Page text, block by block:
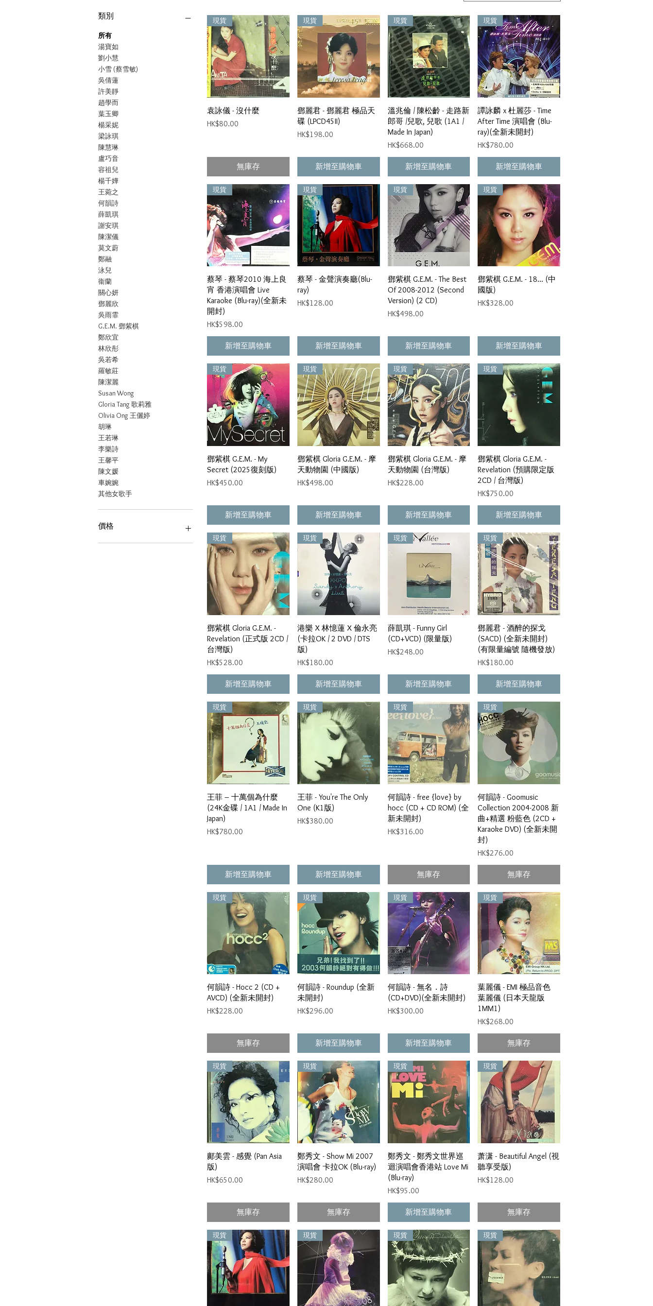
類別
所有
湯寶如
劉小慧
小雪 (蔡雪敏)
吳倩蓮
許美靜
趙學而
葉玉卿
楊采妮
梁詠琪
陳慧琳
盧巧音
容祖兒
楊千嬅
王菀之
何韻詩
薛凱琪
謝安琪
陳潔儀
莫文蔚
鄭融
泳兒
衞蘭
關心妍
鄧麗欣
吳雨霏
G.E.M. 鄧紫棋
鄭欣宜
林欣彤
吳若希
羅敏莊
陳潔麗
Susan Wong
Gloria Tang ‎歌莉雅
Olivia Ong 王儷婷
胡琳
王若琳
李樂詩
王馨平
陳文媛
車婉婉
其他女歌手
價格
快速瀏覽
現貨
袁詠儀 - 沒什麼
價格
HK$80.00
無庫存
快速瀏覽
現貨
鄧麗君 - 鄧麗君 極品天
碟 (LPCD45II)
價格
HK$198.00
新增至購物車
快速瀏覽
現貨
溫兆倫 / 陳松齡 - 走路新
郎哥 /兒歌, 兒歌 (1A1 /
Made In Japan)
價格
HK$668.00
新增至購物車
快速瀏覽
現貨
譚詠麟 x 杜麗莎 - Time
After Time 演唱會 (Blu-
ray)(全新未開封)
價格
HK$780.00
新增至購物車
快速瀏覽
現貨
蔡琴 - 蔡琴2010 海上良
宵 香港演唱會 Live
Karaoke (Blu-ray)(全新未
開封)
價格
HK$598.00
新增至購物車
快速瀏覽
現貨
蔡琴 - 金聲演奏廳(Blu-
ray)
價格
HK$128.00
新增至購物車
快速瀏覽
現貨
鄧紫棋 G.E.M. - The Best
Of 2008-2012 (Second
Version) (2 CD)
價格
HK$498.00
新增至購物車
快速瀏覽
現貨
鄧紫棋 G.E.M. - 18... (中
國版)
價格
HK$328.00
新增至購物車
快速瀏覽
現貨
鄧紫棋 G.E.M. - My
Secret (2025復刻版)
價格
HK$450.00
新增至購物車
快速瀏覽
現貨
鄧紫棋 Gloria G.E.M. - 摩
天動物園 (中國版)
價格
HK$498.00
新增至購物車
快速瀏覽
現貨
鄧紫棋 Gloria G.E.M. - 摩
天動物園 (台灣版)
價格
HK$228.00
新增至購物車
快速瀏覽
現貨
鄧紫棋 Gloria G.E.M. -
Revelation (預購限定版
2CD / 台灣版)
價格
HK$750.00
新增至購物車
快速瀏覽
現貨
鄧紫棋 Gloria G.E.M. -
Revelation (正式版 2CD /
台灣版)
價格
HK$528.00
新增至購物車
快速瀏覽
現貨
港樂 X 林憶蓮 X 倫永亮
(卡拉OK / 2 DVD / DTS
版)
價格
HK$180.00
新增至購物車
快速瀏覽
現貨
薛凱琪 - Funny Girl
(CD+VCD) (限量版)
價格
HK$248.00
新增至購物車
快速瀏覽
現貨
鄧麗君 - 酒醉的探戈
(SACD) (全新未開封)
(有限量編號 隨機發放)
價格
HK$180.00
新增至購物車
快速瀏覽
現貨
王菲 ‎– 十萬個為什麼
(24K金碟 / 1A1 / Made In
Japan)
價格
HK$780.00
新增至購物車
快速瀏覽
現貨
王菲 - You're The Only
One (K1版)
價格
HK$380.00
新增至購物車
快速瀏覽
現貨
何韻詩 - free {love} by
hocc (CD + CD ROM) (全
新未開封)
價格
HK$316.00
無庫存
快速瀏覽
現貨
何韻詩 - Goomusic
Collection 2004-2008 新
曲+精選 粉藍色 (2CD +
Karaoke DVD) (全新未開
封)
價格
HK$276.00
無庫存
快速瀏覽
現貨
何韻詩 - Hocc 2 (CD +
AVCD) (全新未開封)
價格
HK$228.00
無庫存
快速瀏覽
現貨
何韻詩 - Roundup (全新
未開封)
價格
HK$296.00
新增至購物車
快速瀏覽
現貨
何韻詩 - 無名．詩
(CD+DVD)(全新未開封)
價格
HK$300.00
新增至購物車
快速瀏覽
現貨
葉麗儀 - EMI 極品音色
葉麗儀 (日本天龍版
1MM1)
價格
HK$268.00
無庫存
快速瀏覽
現貨
鄺美雲 - 感覺 (Pan Asia
版)
價格
HK$650.00
無庫存
快速瀏覽
現貨
鄭秀文 - Show Mi 2007
演唱會 卡拉OK (Blu-ray)
價格
HK$280.00
無庫存
快速瀏覽
現貨
鄭秀文 - 鄭秀文世界巡
迴演唱會香港站 Love Mi
(Blu-ray)
價格
HK$95.00
新增至購物車
快速瀏覽
現貨
萧潇 - Beautiful Angel (視
聽享受版)
價格
HK$128.00
無庫存
現貨 現貨 現貨 現貨